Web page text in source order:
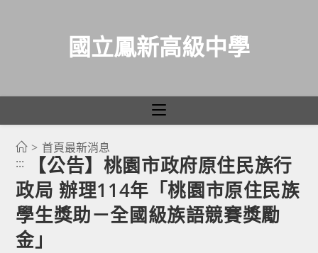
國立鳳新高級中學
> 首頁最新消息
:::
【公告】桃園市政府原住民族行
政局 辦理114年「桃園市原住民族
學生獎助－全國級族語競賽獎勵
金」